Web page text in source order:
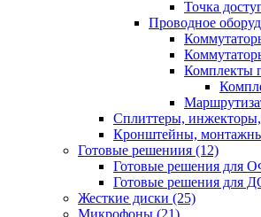
Точка
Проводное
Комплекты
Сплиттеры,
Кронштейны,
Готовые решениия (12)
Готовые решения для
Готовые решения для
Жесткие диски (25)
Микрофоны (21)